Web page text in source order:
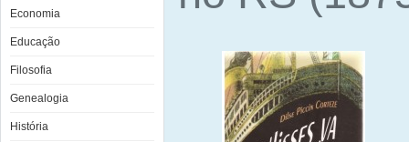
Economia
Educação
Filosofia
Genealogia
História